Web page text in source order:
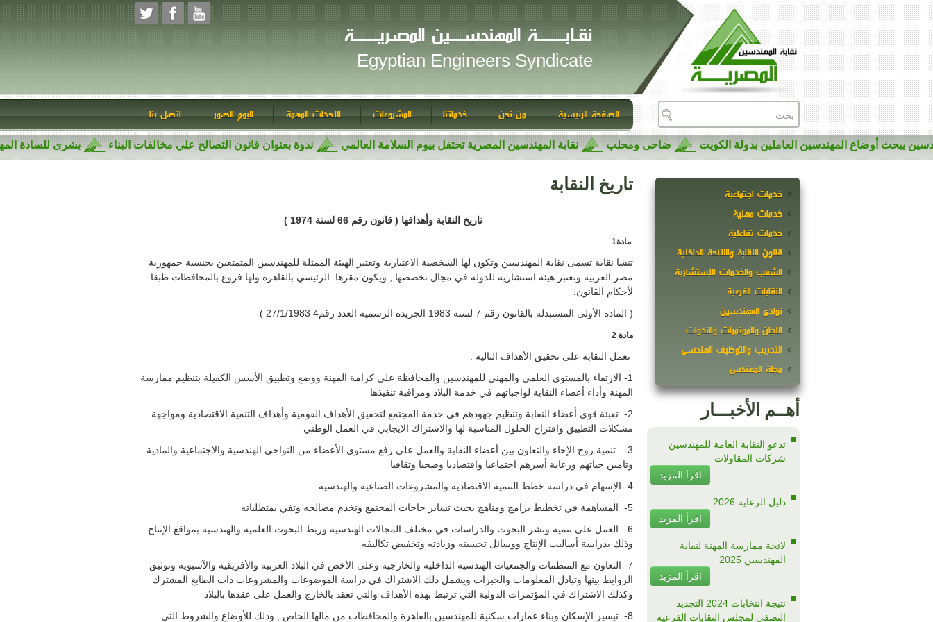
نقـابــــــــة المهندســــين المصـريـــــــة
Egyptian Engineers Syndicate
الصفحة الرئيسية من نحن خدماتنا المشروعات الاحداث المهمة البوم الصور اتصل بنا
يبحث أوضاع المهندسين العاملين بدولة الكويت ضاحى ومحلب نقابة المهندسين المصرية تحتفل بيوم السلامة العالمي ندوة بعنوان قانون التصالح علي مخالفات البناء بشرى للسادة
خدمات اجتماعية
خدمات مهنية
خدمات تفاعلية
قانون النقابة واللائحة الداخلية
الشعب والخدمات الإستشارية
النقابات الفرعية
نوادى المهندسين
اللجان والمؤتمرات والندوات
التدريب والتوظيف الهندسى
مجلة المهندس
أهــم الأخبـــار
تدعو النقابة العامة للمهندسين
شركات المقاولات
اقرأ المزيد
دليل الرعاية 2026
اقرأ المزيد
لائحة ممارسة المهنة لنقابة
المهندسين 2025
اقرأ المزيد
نتيجة انتخابات 2024 التجديد
النصفى لمجلس النقابات الفرعية
تاريخ النقابة
تاريخ النقابة وأهدافها ( قانون رقم 66 لسنة 1974 )
مادة1
تنشا نقابة تسمى نقابة المهندسين وتكون لها الشخصية الاعتبارية وتعتبر الهيئة الممثلة للمهندسين المتمتعين بجنسية جمهورية
مصر العربية وتعتبر هيئة استشارية للدولة في مجال تخصصها , ويكون مقرها .الرئيسي بالقاهرة ولها فروع بالمحافظات طبقا
لأحكام القانون.
( المادة الأولى المستبدلة بالقانون رقم 7 لسنة 1983 الجريدة الرسمية العدد رقم4 27/1/1983 )
مادة 2
تعمل النقابة على تحقيق الأهداف التالية :
1- الارتقاء بالمستوى العلمي والمهني للمهندسين والمحافظة على كرامة المهنة ووضع وتطبيق الأسس الكفيلة بتنظيم ممارسة
المهنة وأداء أعضاء النقابة لواجباتهم في خدمة البلاد ومراقبة تنفيذها
2- تعبئة قوى أعضاء النقابة وتنظيم جهودهم في خدمة المجتمع لتحقيق الأهداف القومية وأهداف التنمية الاقتصادية ومواجهة
مشكلات التطبيق واقتراح الحلول المناسبة لها والاشتراك الايجابي في العمل الوطني
3- تنمية روح الإخاء والتعاون بين أعضاء النقابة والعمل على رفع مستوى الأعضاء من النواحي الهندسية والاجتماعية والمادية
وتامين حياتهم ورعاية أسرهم اجتماعيا واقتصاديا وصحيا وثقافيا
4- الإسهام في دراسة خطط التنمية الاقتصادية والمشروعات الصناعية والهندسية
5- المساهمة في تخطيط برامج ومناهج بحيث تساير حاجات المجتمع وتخدم مصالحه وتفي بمتطلباته
6- العمل على تنمية ونشر البحوث والدراسات في مختلف المجالات الهندسية وربط البحوث العلمية والهندسية بمواقع الإنتاج
وذلك بدراسة أساليب الإنتاج ووسائل تحسينه وزيادته وتخفيض تكاليفه
7- التعاون مع المنظمات والجمعيات الهندسية الداخلية والخارجية وعلى الأخص في البلاد العربية والأفريقية والآسيوية وتوثيق
الروابط بينها وتبادل المعلومات والخبرات ويشمل ذلك الاشتراك في دراسة الموضوعات والمشروعات ذات الطابع المشترك
وكذلك الاشتراك في المؤتمرات الدولية التي ترتبط بهذه الأهداف والتي تعقد بالخارج والعمل على عقدها بالبلاد
8- تيسير الإسكان وبناء عمارات سكنية للمهندسين بالقاهرة والمحافظات من مالها الخاص , وذلك للأوضاع والشروط التي